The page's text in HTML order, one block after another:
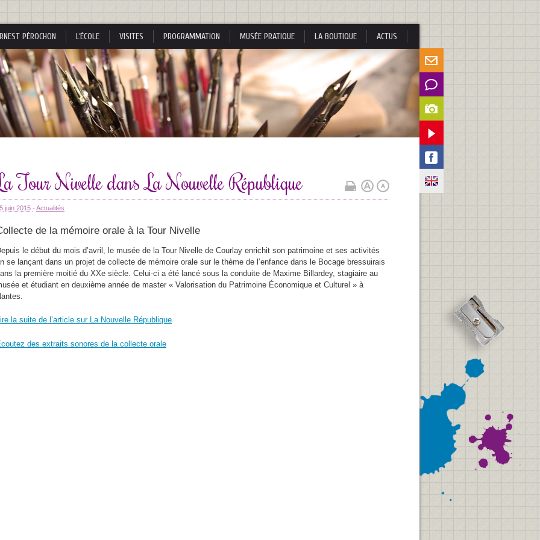
PÉROCHON L’ÉCOLE VISITES PROGRAMMATION MUSÉE PRATIQUE LA BOUTIQUE ACTUS
Tour Nivelle dans La Nouvelle République
juin 2015 - Actualités
de la mémoire orale à la Tour Nivelle
le début du mois d’avril, le musée de la Tour Nivelle de Courlay enrichit son patrimoine et ses activités
se lançant dans un projet de collecte de mémoire orale sur le thème de l’enfance dans le Bocage bressuirais
la première moitié du XXe siècle. Celui-ci a été lancé sous la conduite de Maxime Billardey, stagiaire au
et étudiant en deuxième année de master « Valorisation du Patrimoine Économique et Culturel » à
la suite de l’article sur La Nouvelle République
des extraits sonores de la collecte orale